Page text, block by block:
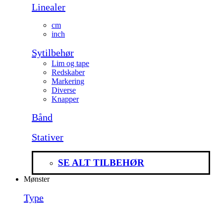
Linealer
cm
inch
Sytilbehør
Lim og tape
Redskaber
Markering
Diverse
Knapper
Bånd
Stativer
SE ALT TILBEHØR
Mønster
Type